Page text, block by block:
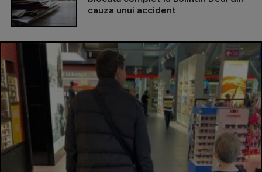
cauza unui accident